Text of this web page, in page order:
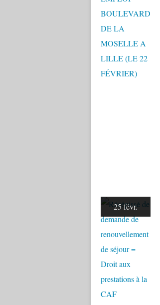
25 févr.